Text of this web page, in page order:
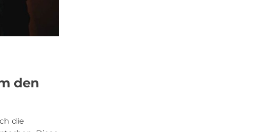
den
die